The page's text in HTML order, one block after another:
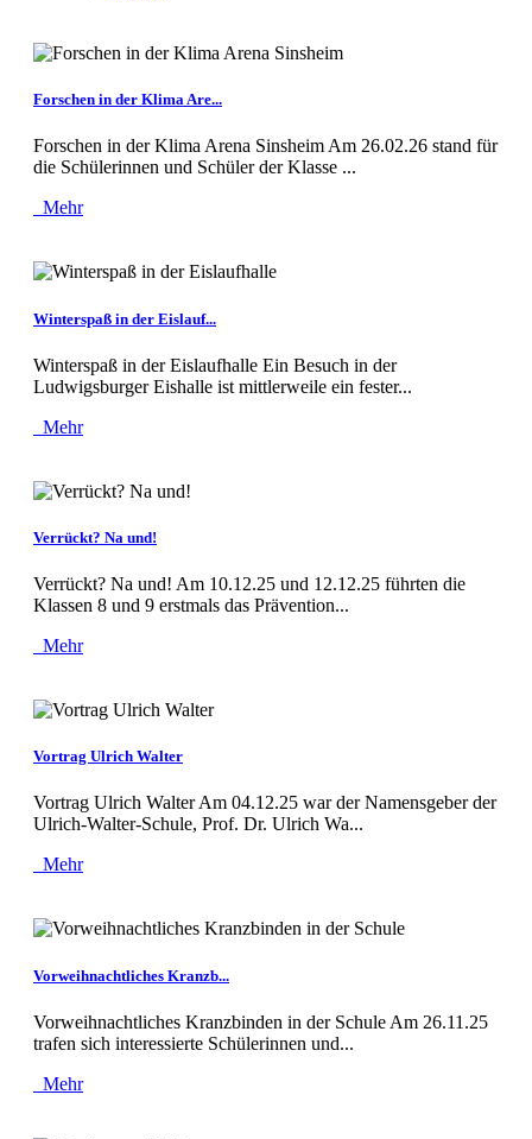
Forschen in der Klima Are...
Forschen in der Klima Arena Sinsheim Am 26.02.26 stand für
die Schülerinnen und Schüler der Klasse ...
Mehr
Winterspaß in der Eislauf...
Winterspaß in der Eislaufhalle Ein Besuch in der
Ludwigsburger Eishalle ist mittlerweile ein fester...
Mehr
Verrückt? Na und!
Verrückt? Na und! Am 10.12.25 und 12.12.25 führten die
Klassen 8 und 9 erstmals das Prävention...
Mehr
Vortrag Ulrich Walter
Vortrag Ulrich Walter Am 04.12.25 war der Namensgeber der
Ulrich-Walter-Schule, Prof. Dr. Ulrich Wa...
Mehr
Vorweihnachtliches Kranzb...
Vorweihnachtliches Kranzbinden in der Schule Am 26.11.25
trafen sich interessierte Schülerinnen und...
Mehr